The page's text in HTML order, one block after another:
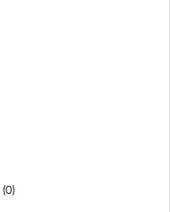
(0)